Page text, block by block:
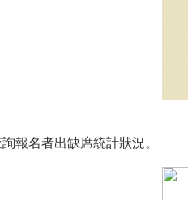
報名者出缺席統計狀況。